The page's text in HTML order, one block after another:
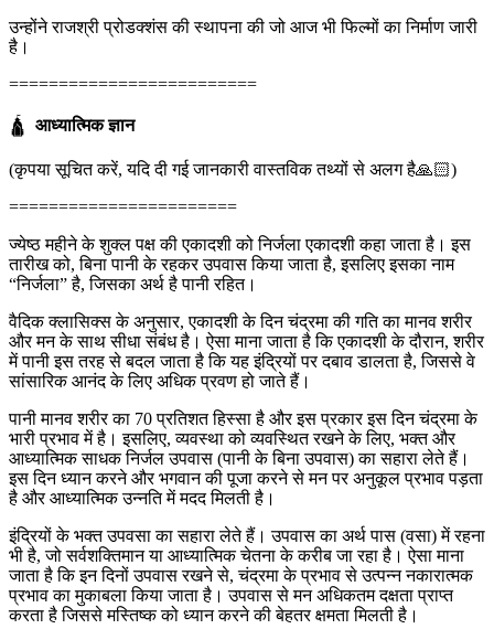
उन्होंने राजश्री प्रोडक्शंस की स्थापना की जो आज भी फिल्मों का निर्माण जारी
है।
=========================
🛕 आध्यात्मिक ज्ञान
(कृपया सूचित करें, यदि दी गई जानकारी वास्तविक तथ्यों से अलग है🙏🏻)
=======================
ज्येष्ठ महीने के शुक्ल पक्ष की एकादशी को निर्जला एकादशी कहा जाता है। इस
तारीख को, बिना पानी के रहकर उपवास किया जाता है, इसलिए इसका नाम
“निर्जला” है, जिसका अर्थ है पानी रहित।
वैदिक क्लासिक्स के अनुसार, एकादशी के दिन चंद्रमा की गति का मानव शरीर
और मन के साथ सीधा संबंध है। ऐसा माना जाता है कि एकादशी के दौरान, शरीर
में पानी इस तरह से बदल जाता है कि यह इंद्रियों पर दबाव डालता है, जिससे वे
सांसारिक आनंद के लिए अधिक प्रवण हो जाते हैं।
पानी मानव शरीर का 70 प्रतिशत हिस्सा है और इस प्रकार इस दिन चंद्रमा के
भारी प्रभाव में है। इसलिए, व्यवस्था को व्यवस्थित रखने के लिए, भक्त और
आध्यात्मिक साधक निर्जल उपवास (पानी के बिना उपवास) का सहारा लेते हैं।
इस दिन ध्यान करने और भगवान की पूजा करने से मन पर अनुकूल प्रभाव पड़ता
है और आध्यात्मिक उन्नति में मदद मिलती है।
इंद्रियों के भक्त उपवसा का सहारा लेते हैं। उपवास का अर्थ पास (वसा) में रहना
भी है, जो सर्वशक्तिमान या आध्यात्मिक चेतना के करीब जा रहा है। ऐसा माना
जाता है कि इन दिनों उपवास रखने से, चंद्रमा के प्रभाव से उत्पन्न नकारात्मक
प्रभाव का मुकाबला किया जाता है। उपवास से मन अधिकतम दक्षता प्राप्त
करता है जिससे मस्तिष्क को ध्यान करने की बेहतर क्षमता मिलती है।